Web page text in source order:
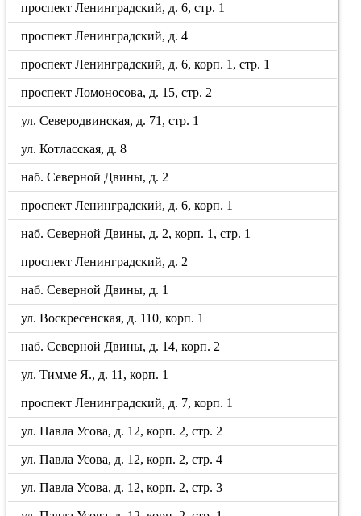
проспект Ленинградский, д. 6, стр. 1
проспект Ленинградский, д. 4
проспект Ленинградский, д. 6, корп. 1, стр. 1
проспект Ломоносова, д. 15, стр. 2
ул. Северодвинская, д. 71, стр. 1
ул. Котласская, д. 8
наб. Северной Двины, д. 2
проспект Ленинградский, д. 6, корп. 1
наб. Северной Двины, д. 2, корп. 1, стр. 1
проспект Ленинградский, д. 2
наб. Северной Двины, д. 1
ул. Воскресенская, д. 110, корп. 1
наб. Северной Двины, д. 14, корп. 2
ул. Тимме Я., д. 11, корп. 1
проспект Ленинградский, д. 7, корп. 1
ул. Павла Усова, д. 12, корп. 2, стр. 2
ул. Павла Усова, д. 12, корп. 2, стр. 4
ул. Павла Усова, д. 12, корп. 2, стр. 3